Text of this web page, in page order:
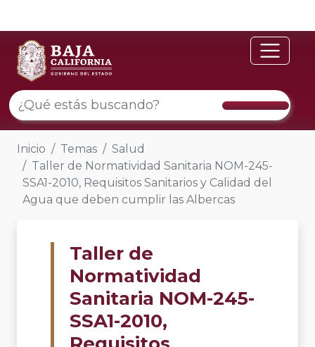
Inicio Temas
Salud
Taller de Normatividad Sanitaria NOM-245-
SSA1-2010, Requisitos Sanitarios y Calidad del
Agua que deben cumplir las Albercas
Taller de
Normatividad
Sanitaria NOM-245-
SSA1-2010,